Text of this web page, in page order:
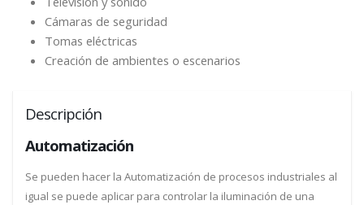
Cámaras de seguridad
Tomas eléctricas
Creación de ambientes o escenarios
Descripción
Automatización
Se pueden hacer la Automatización de procesos industriales al
igual se puede aplicar para controlar la iluminación de una